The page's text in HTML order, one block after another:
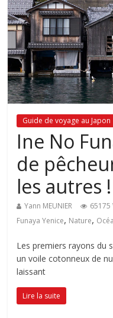
Guide de voyage au Japon
Ine No
de
les autres !
Yann MEUNIER 65175
Funaya Yenice, Nature,
Les premiers rayons du
un voile cotonneux de
laissant
Lire la suite